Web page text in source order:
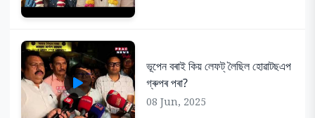
ভূপেন বৰাই কিয় লেফট্ লৈছিল হোৱাটছএপ
গ্ৰুপৰ পৰা?
08 Jun, 2025